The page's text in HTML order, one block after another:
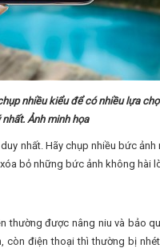
nhiều kiểu để có nhiều lựa
Ảnh minh họa
nhất. Hãy chụp nhiều bức ảnh
bỏ những bức ảnh không hài
thường được nâng niu và bảo
còn điện thoại thì thường bị